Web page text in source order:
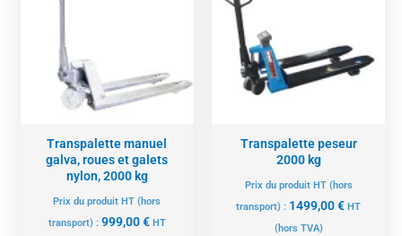
Transpalette manuel
galva, roues et galets
nylon, 2000 kg
Prix du produit HT (hors
transport) : 999,00€ HT
Transpalette peseur
2000 kg
Prix du produit HT (hors
transport) : 1499,00€ HT
(hors TVA)